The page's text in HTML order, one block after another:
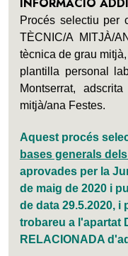
Procés selectiu per
TÈCNIC/A MITJÀ/
tècnica de grau
plantilla personal
Montserrat,
mitjà/ana Festes.
Aquest procés
bases generals
aprovades per la
de maig de 2020 i
de data 29.5.2020,
trobareu a l'apartat
RELACIONADA